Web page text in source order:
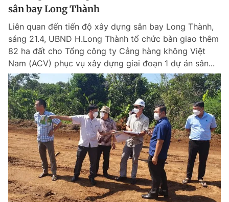
sân bay Long Thành
Liên quan đến tiến độ xây dựng sân bay Long Thành,
sáng 21.4, UBND H.Long Thành tổ chức bàn giao thêm
82 ha đất cho Tổng công ty Cảng hàng không Việt
Nam (ACV) phục vụ xây dựng giai đoạn 1 dự án sân...